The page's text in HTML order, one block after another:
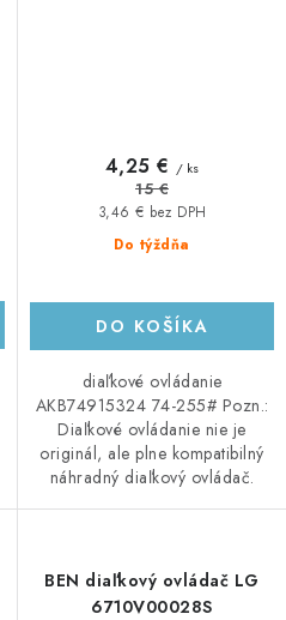
Do týždňa
3,46 € bez DPH
4,25 € / ks
15 €
DO KOŠÍKA
diaľkové ovládanie
AKB74915324 74-255# Pozn.:
Diaľkové ovládanie nie je
originál, ale plne kompatibilný
náhradný diaľkový ovládač.
BEN diaľkový ovládač LG
6710V00028S